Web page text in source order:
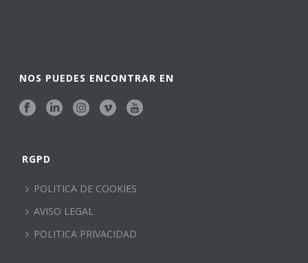
NOS PUEDES ENCONTRAR EN
RGPD
POLITICA DE COOKIES
AVISO LEGAL
POLITICA PRIVACIDAD